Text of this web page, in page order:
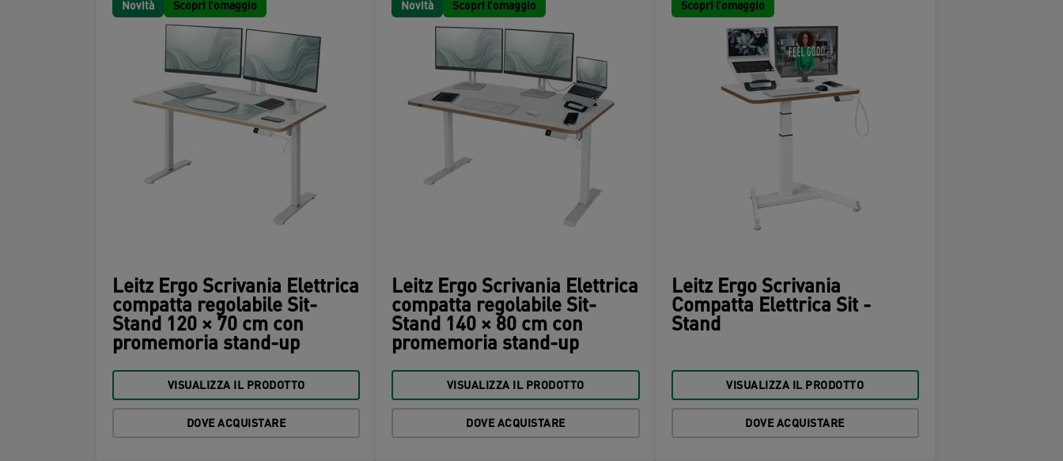
Novità Scopri l’omaggio
Leitz Ergo Scrivania Elettrica
compatta regolabile Sit-
Stand 120 × 70 cm con
promemoria stand-up
VISUALIZZA IL PRODOTTO
DOVE ACQUISTARE
Novità Scopri l’omaggio
Leitz Ergo Scrivania Elettrica
compatta regolabile Sit-
Stand 140 × 80 cm con
promemoria stand-up
VISUALIZZA IL PRODOTTO
DOVE ACQUISTARE
Scopri l’omaggio
Leitz Ergo Scrivania
Compatta Elettrica Sit -
Stand
VISUALIZZA IL PRODOTTO
DOVE ACQUISTARE